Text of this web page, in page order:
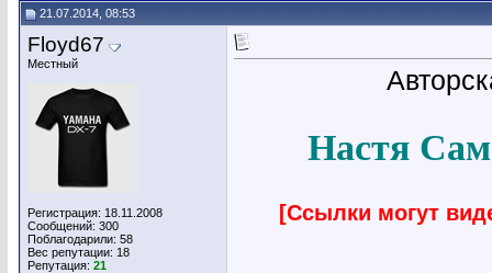
21.07.2014, 08:53
Floyd67
Местный
Регистрация: 18.11.2008
Сообщений: 300
Поблагодарили: 58
Вес репутации: 18
Репутация: 21
Настя
[Ссылки могут